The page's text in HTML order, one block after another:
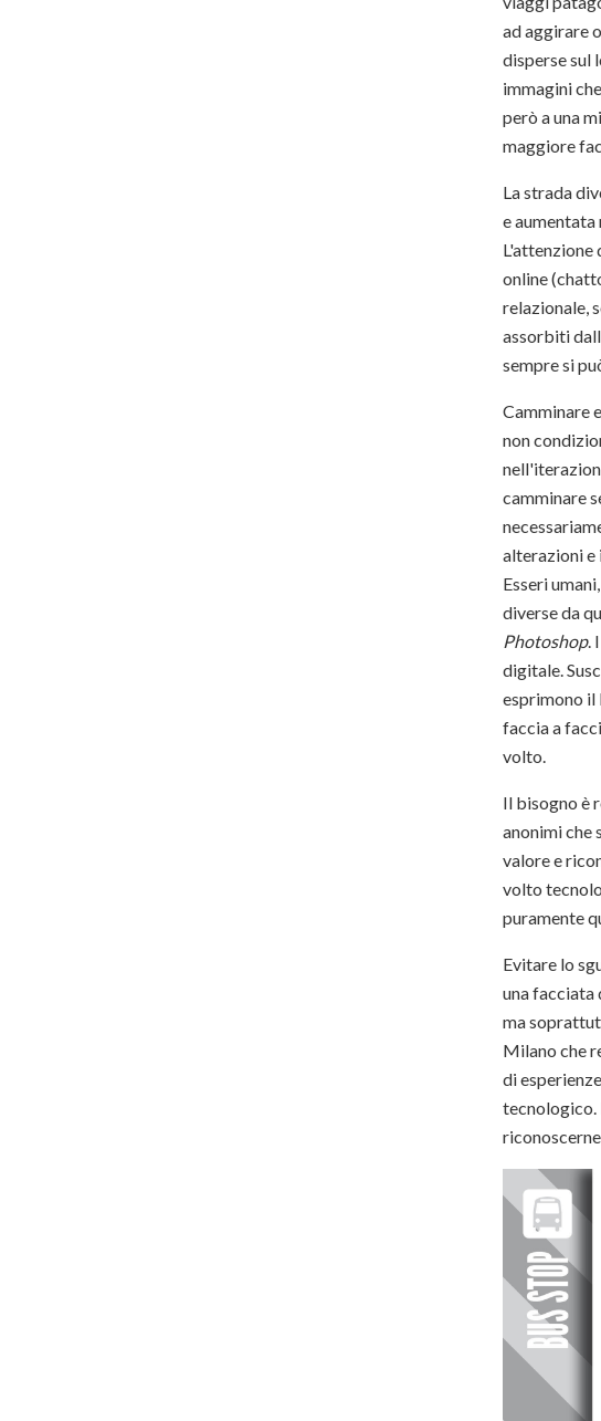
ad aggirare
disperse sul
immagini
però a una
maggiore
La strada
e
L'attenzione
online
relazionale,
assorbiti
sempre si
Camminare
non
camminare
alterazioni e
Esseri
diverse da
Photoshop.
digitale.
esprimono il
faccia a
volto.
Il bisogno è
anonimi che
valore e
volto
puramente
Evitare lo
una facciata
ma
Milano che
di
tecnologico.